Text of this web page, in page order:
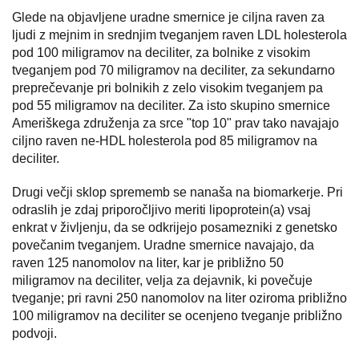
Glede na objavljene uradne smernice je ciljna raven za
ljudi z mejnim in srednjim tveganjem raven LDL holesterola
pod 100 miligramov na deciliter, za bolnike z visokim
tveganjem pod 70 miligramov na deciliter, za sekundarno
preprečevanje pri bolnikih z zelo visokim tveganjem pa
pod 55 miligramov na deciliter. Za isto skupino smernice
Ameriškega združenja za srce "top 10" prav tako navajajo
ciljno raven ne-HDL holesterola pod 85 miligramov na
deciliter.
Drugi večji sklop sprememb se nanaša na biomarkerje. Pri
odraslih je zdaj priporočljivo meriti lipoprotein(a) vsaj
enkrat v življenju, da se odkrijejo posamezniki z genetsko
povečanim tveganjem. Uradne smernice navajajo, da
raven 125 nanomolov na liter, kar je približno 50
miligramov na deciliter, velja za dejavnik, ki povečuje
tveganje; pri ravni 250 nanomolov na liter oziroma približno
100 miligramov na deciliter se ocenjeno tveganje približno
podvoji.